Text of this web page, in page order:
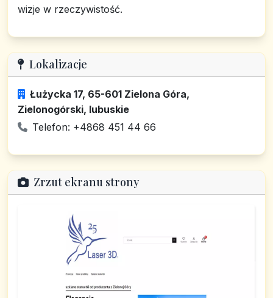
wizje w rzeczywistość.
Lokalizacje
Łużycka 17, 65-601 Zielona Góra,
Zielonogórski, lubuskie
Telefon: +4868 451 44 66
Zrzut ekranu strony